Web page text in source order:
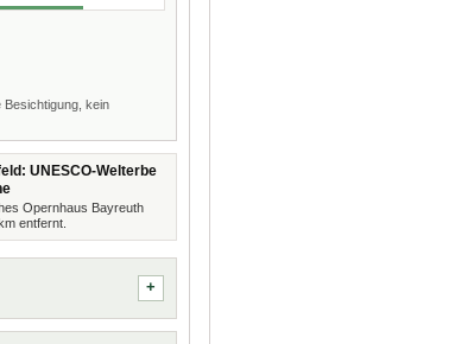
Besichtigung, kein
UNESCO-Welterbe
Opernhaus Bayreuth
entfernt.